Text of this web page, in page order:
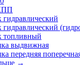
гидравлический
гидравлический
топливный
выдвижная
передняя
→